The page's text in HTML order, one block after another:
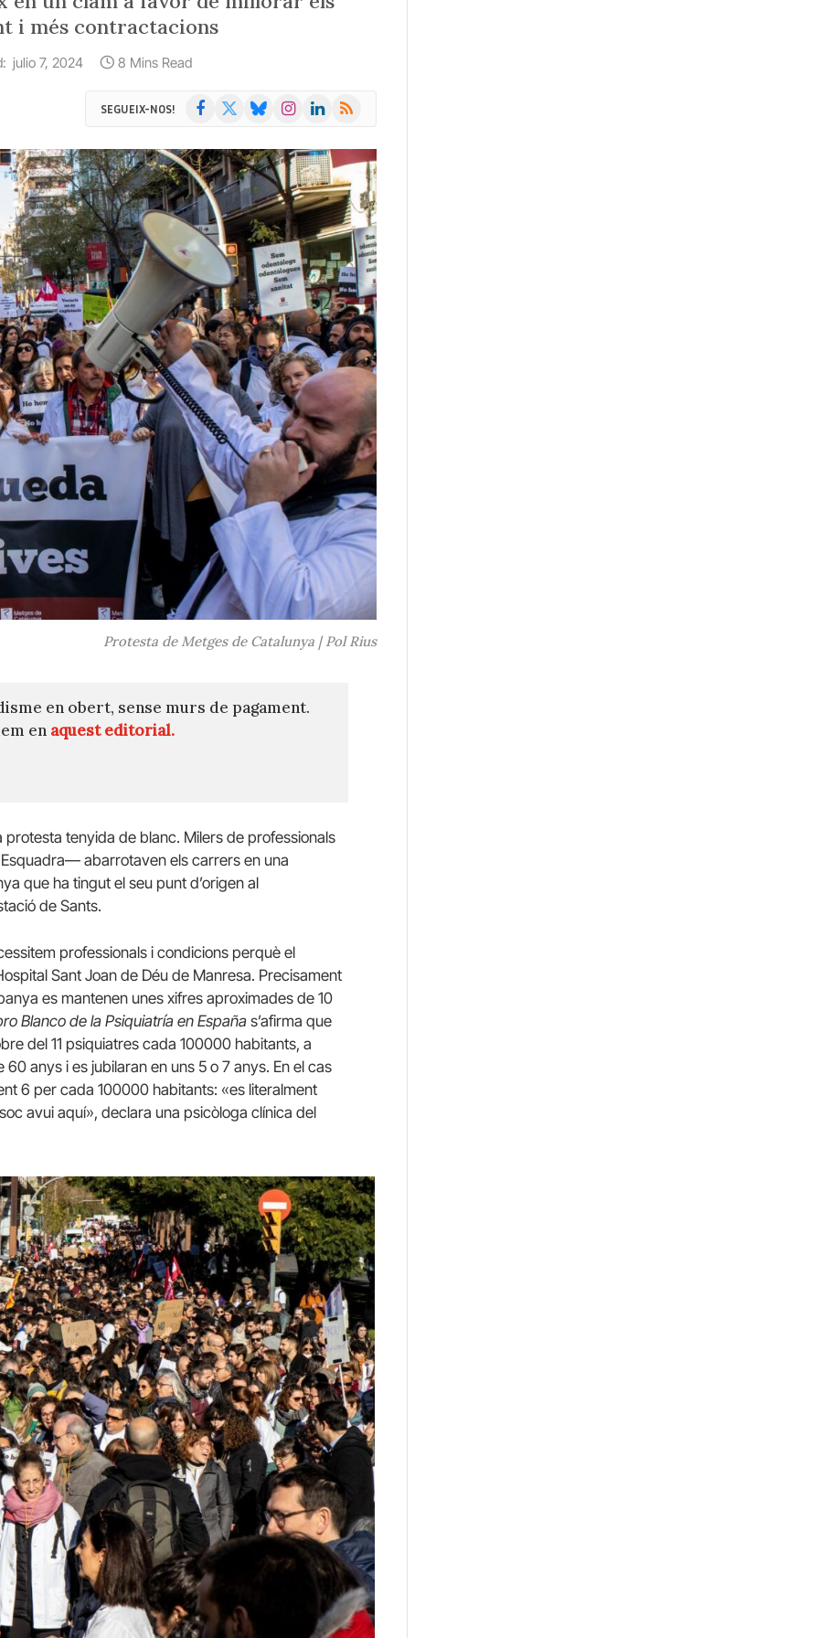
i més contractacions
julio 7, 2024 8 Mins Read
SEGUEIX-NOS! Facebook BlueskyInstagramLinkedIn
RSS
Protesta de Metges de Catalunya | Pol Rius
en obert, sense murs de pagament.
en aquest editorial.
protesta tenyida de blanc. Milers de professionals
abarrotaven els carrers en una
que ha tingut el seu punt d’origen al
de Sants.
professionals i condicions perquè el
Sant Joan de Déu de Manresa. Precisament
es mantenen unes xifres aproximades de 10
Blanco de la Psiquiatría en España s’afirma que
del 11 psiquiatres cada 100000 habitants, a
60 anys i es jubilaran en uns 5 o 7 anys. En el cas
6 per cada 100000 habitants: «es literalment
avui aquí», declara una psicòloga clínica del